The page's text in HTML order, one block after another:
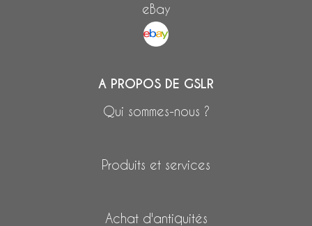
eBay
A PROPOS DE GSLR
Qui sommes-nous ?
Produits et services
Achat d'antiquités